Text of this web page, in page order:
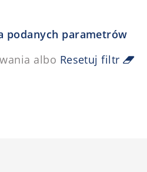
podanych parametrów
albo Resetuj filtr